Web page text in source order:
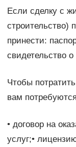
Если сделку с
строительство)
принести:
свидетельство
Чтобы
вам
• договор на
услуг;•